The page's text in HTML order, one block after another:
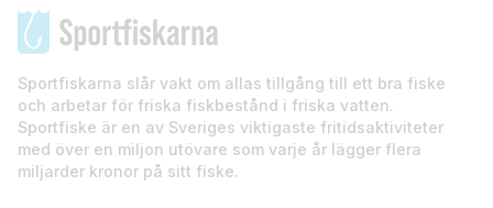
Sportfiskarna slår vakt om allas tillgång till ett bra fiske
och arbetar för friska fiskbestånd i friska vatten.
Sportfiske är en av Sveriges viktigaste fritidsaktiviteter
med över en miljon utövare som varje år lägger flera
miljarder kronor på sitt fiske.